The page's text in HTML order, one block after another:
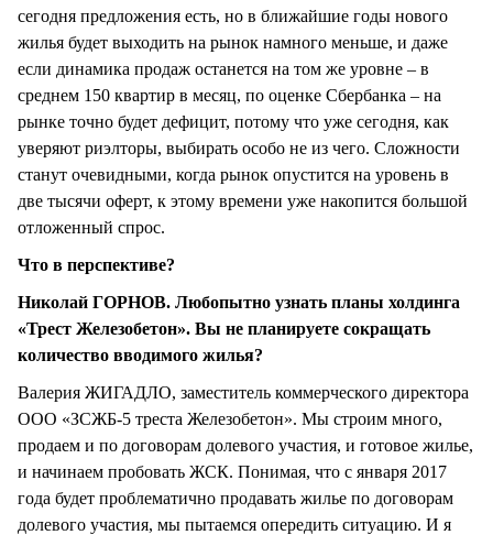
сегодня предложения есть, но в ближайшие годы нового
жилья будет выходить на рынок намного меньше, и даже
если динамика продаж останется на том же уровне – в
среднем 150 квартир в месяц, по оценке Сбербанка – на
рынке точно будет дефицит, потому что уже сегодня, как
уверяют риэлторы, выбирать особо не из чего. Сложности
станут очевидными, когда рынок опустится на уровень в
две тысячи оферт, к этому времени уже накопится большой
отложенный спрос.
Что в перспективе?
Николай ГОРНОВ. Любопытно узнать планы холдинга
«Трест Железобетон». Вы не планируете сокращать
количество вводимого жилья?
Валерия ЖИГАДЛО, заместитель коммерческого директора
ООО «ЗСЖБ-5 треста Железобетон». Мы строим много,
продаем и по договорам долевого участия, и готовое жилье,
и начинаем пробовать ЖСК. Понимая, что с января 2017
года будет проблематично продавать жилье по договорам
долевого участия, мы пытаемся опередить ситуацию. И я